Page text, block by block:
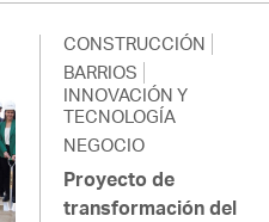
CONSTRUCCIÓN
BARRIOS
INNOVACIÓN Y
TECNOLOGÍA
NEGOCIO
Proyecto de
transformación del